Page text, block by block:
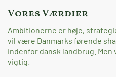
Vores Værdier
Ambitionerne er høje,
vil være Danmarks førende
indenfor dansk landbrug.
vigtig.